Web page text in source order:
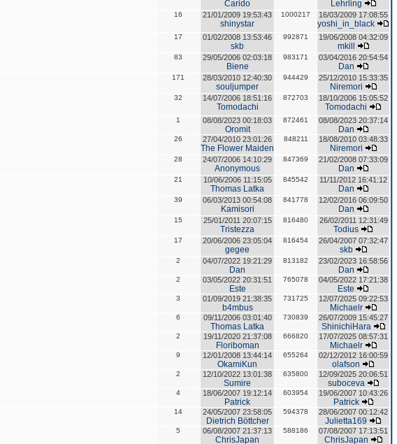
Carido Lehrling
16 21/01/2009 19:53:43
shinystar
1000217 16/03/2009 17:08:55
yoshi_in_black
17 01/02/2008 13:53:46
skb
992871 19/06/2008 04:32:09
mkill
83 29/05/2006 02:03:18
Biene
983171 03/04/2016 20:54:54
Dan
171 28/03/2010 12:40:30
souljumper
944429 25/12/2010 15:33:35
Niremori
32 14/07/2006 18:51:16
Tomodachi
872703 18/10/2006 15:05:52
Tomodachi
1 08/08/2023 00:18:03
Oromit
872461 08/08/2023 20:37:14
Dan
26 27/04/2010 23:01:26
The Flower Maiden
848211 18/08/2010 03:48:33
Niremori
28 24/07/2006 14:10:29
Anonymous
847369 21/02/2008 07:33:09
Dan
21 10/06/2006 11:15:05
Thomas Latka
845542 11/11/2012 16:41:12
Dan
39 06/03/2013 00:54:08
Kamisori
841778 12/02/2016 06:09:50
Dan
15 25/01/2011 20:07:15
Tristezza
816480 26/02/2011 12:31:49
Todius
17 20/06/2006 23:05:04
gegee
816454 26/04/2007 07:32:47
skb
2 04/07/2022 19:21:29
Dan
813182 23/02/2023 16:58:56
Dan
2 03/05/2022 20:31:51
Este
765078 04/05/2022 17:21:38
Este
3 01/09/2019 21:38:35
b4mbus
731725 12/07/2025 09:22:53
Michaelr
6 09/11/2006 03:01:40
Thomas Latka
730839 26/07/2009 15:45:27
ShinichiHara
2 19/11/2020 21:37:08
Floriboman
666820 17/07/2025 08:57:31
Michaelr
9 12/01/2008 13:44:14
OkamiKun
655264 02/12/2012 16:00:59
olafson
2 12/10/2022 13:01:38
Sumire
635800 12/09/2025 20:06:51
suboceva
4 18/06/2007 19:12:14
Patrick
603954 19/06/2007 10:43:26
Patrick
14 24/05/2007 23:58:05
Dietrich Böttcher
594378 28/06/2007 00:12:42
Julietta169
5 06/08/2007 21:37:13
ChrisJapan
588186 07/08/2007 17:13:51
ChrisJapan